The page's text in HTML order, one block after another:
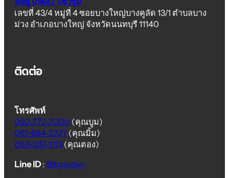
เลขที่ 43/4 หมู่ที่ 4 ซอยบางใหญ่บางคูลัด 13/1 ตำบลบาง
ม่วง อำเภอบางใหญ่ จังหวัดนนทบุรี 11140
ติดต่อ
โทรศัพท์
092-772-7000 (คุณบูม)
061-884-2227 (คุณมิ้ม)
063-337-1113 (คุณตอง)
Line ID: @kgarden